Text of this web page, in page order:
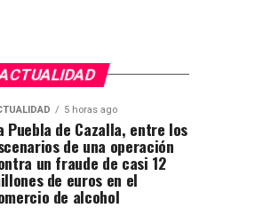
5 horas ago
Puebla de Cazalla, entre los
de una operación
un fraude de casi 12
de euros en el
de alcohol